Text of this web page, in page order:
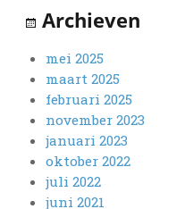
Archieven
mei 2025
maart 2025
februari 2025
november 2023
januari 2023
oktober 2022
juli 2022
juni 2021